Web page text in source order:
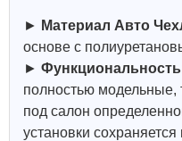
► Материал Авто
основе с
►
полностью модельные,
под салон
установки